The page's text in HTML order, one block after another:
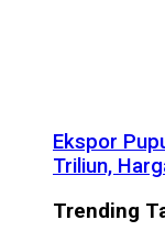
Ekspor
Triliun,
Trending